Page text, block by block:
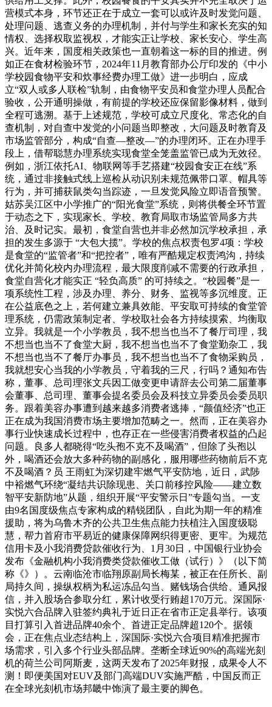
营模式本身，环节还正在于成立一套可以或许及时发觉问题、
处理问题、逃查义务的办理机制，并付与学生和家长充实的知
情权、选择权取监视权，才能实正让学校、家长安心、学生高
兴。近年来，国度相关政策也一直朝着这一标的目的推进。例
如正在食材检验环节，2024年11月教育部办公厅印发的《中小
学校园食物平安和炊事经费办理工做》进一步明白，应成
立“双人或多人联检”轨制，由食物平安员和食堂办理人员配合
验收，公开通明操做，有前提的学校还应保留影像材料，做到
全程可逃溯。基于上述规范，学校可成立尺度化、常态化的自
查机制，对自查中发觉的小问题当即整改，大问题及时教育及
市场监管部分，构成“自查—整改—”的办理闭环。正在办理手
段上，借帮聪慧办理系统实现食堂全笼盖监管已成为无效径。
例如，浙江依托AI、物联网等手艺搭建“校园食安正在线”系
统，通过非接触式线上巡检从动识别未规范佩带口罩、帽具等
行为，并可捕获鼠类勾当踪迹，一旦发觉风险立即语音预警。
姑苏吴江区中小学推广的“阳光食堂”系统，则将供餐全环节置
于动态之下，实现家长、学校、教育局取市场监管局多方共
治、及时记实。最初，食堂自营也并非必然加沉学校承担，承
担的发生多源于 “大包大揽”。学校的焦点权责包罗4项：学校
是食堂的“监管者”和“把控者”，唯有严酷规定权责鸿沟，持续
优化并简化校内办理流程，最大限度削减不需要的行政承担，
食堂自营化才能实正 “轻负高质” 的可持续之。“校园餐”是一
项系统性工程，涉及办理、养分、财务、监视等多沉维度。正
在公益底色之上，若何建立兼具效能、平安取可持续的食堂管
理系统，仍需政策制定者、学校取社会各方持续摸索、均衡取
立异。我就是一个小学教员，我不想当也当不了餐厅司理，我
不想当也当不了食堂大厨，我不想当也当不了食堂勤杂工，我
不想当也当不了餐厅办事员，我不想当也当不了食物采购员，
我就想安心当我的小学教员，守着我的三尺，行吗？通知布告
称，董事、总司理张文兵因工做变更申请辞去公司第二届董事
会董事、总司理、董事会提名委员会及科技立异委员会委员职
务。跟着美容办事遭到越来越多消费者逃捧，“颜值经济”也正
正在成为我国消费市场主要增加范畴之一。然而，正在美容办
事行业快速成长过程中，也存正在一些侵害消费者权益的凸起
问题。良多人都晓得“吃头孢不克不及喝酒”，但除了头孢以
外，喝酒还会放大多种药物的副感化，服用哪些药物前后不克
不及喝酒？员 王雨虹为深切建牢燃气平安防地，近日，武陟
中裕燃气环绕“凝结共识除现患、关口前移控风险——建立数
智平安新防地”从题，组织开展“平安警示日”专题勾当。一支
由9名国度级焦点专家构成的精锐团队，自此为期一年的精准
援助，将为乌鲁木齐的公共卫生焦点能力扶植注入国度级聪
慧，帮力首府市平易近的健康保障网织得更密、更牢。为规范
信用卡及小我消费贷款催收行为、1月30日，中国银行业协会
发布《金融机构小我消费类贷款催收工做（试行）》（以下简
称《》）。云南临沧市临翔原副局长梅某，被正在任所长、副
局持久间，操纵权柄为私运冻品勾当、赌钱场合供给、通风报
信，并入股场合参取分红，累计收受行贿超170万元。深国际·
实悦六合品牌入驻签约典礼于近日正在省市正定县举行。该项
目打算引入首进品牌40余个、首进正定品牌超120个。据领
会，正在焦点业态结构上，深国际·实悦六合项目精准把握市
场需求，引入多个行业头部品牌。垄断全球近90%的高端光刻
机的荷兰公司阿斯麦，这两天发布了2025年财报，成果令人不
测！即便美国对EUV及部门高端DUV实施严酷，中国反而正
在全球光刻机市场邦畿中饰演了最主要的脚色。